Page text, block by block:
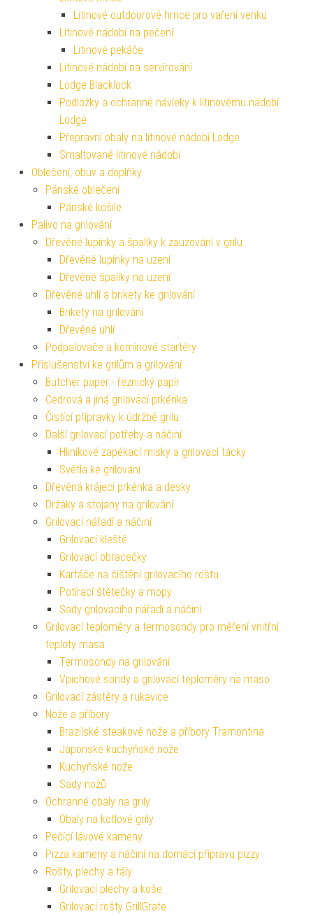
Litinové outdoorové hrnce pro vaření venku
Litinové nádobí na pečení
Litinové pekáče
Litinové nádobí na servírování
Lodge Blacklock
Podložky a ochranné návleky k litinovému nádobí
Lodge
Přepravní obaly na litinové nádobí Lodge
Smaltované litinové nádobí
Oblečení, obuv a doplňky
Pánské oblečení
Pánské košile
Palivo na grilování
Dřevěné lupínky a špalíky k zauzování v grilu
Dřevěné lupínky na uzení
Dřevěné špalíky na uzení
Dřevěné uhlí a brikety ke grilování
Brikety na grilování
Dřevěné uhlí
Podpalovače a komínové startéry
Příslušenství ke grilům a grilování
Butcher paper - řeznický papír
Cedrová a jiná grilovací prkénka
Čistící přípravky k údržbě grilu
Další grilovací potřeby a náčiní
Hliníkové zapékací misky a grilovací tácky
Světla ke grilování
Dřevěná krájecí prkénka a desky
Držáky a stojany na grilování
Grilovací nářadí a náčiní
Grilovací kleště
Grilovací obracečky
Kartáče na čištění grilovacího roštu
Potírací štětečky a mopy
Sady grilovacího nářadí a náčiní
Grilovací teploměry a termosondy pro měření vnitřní
teploty masa
Termosondy na grilování
Vpichové sondy a grilovací teploměry na maso
Grilovací zástěry a rukavice
Nože a příbory
Brazilské steakové nože a příbory Tramontina
Japonské kuchyňské nože
Kuchyňské nože
Sady nožů
Ochranné obaly na grily
Obaly na kotlové grily
Pečící lávové kameny
Pizza kameny a náčiní na domácí přípravu pizzy
Rošty, plechy a tály
Grilovací plechy a koše
Grilovací rošty GrillGrate